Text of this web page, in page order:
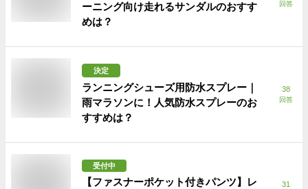
ーニング向け走れるサンダルのおすす
めは？
回答
決定
ランニングシューズ用防水スプレー｜
雨マラソンに！人気防水スプレーのお
すすめは？
38
回答
受付中
【ファスナーポケット付きパンツ】レ
31